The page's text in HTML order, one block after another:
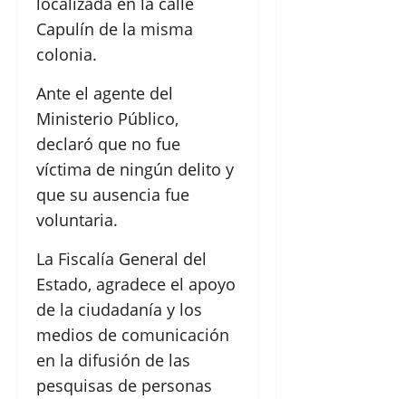
Capulín de la misma
colonia.
Ante el agente del
Ministerio Público,
declaró que no fue
víctima de ningún delito y
que su ausencia fue
voluntaria.
La Fiscalía General del
Estado, agradece el apoyo
de la ciudadanía y los
medios de comunicación
en la difusión de las
pesquisas de personas